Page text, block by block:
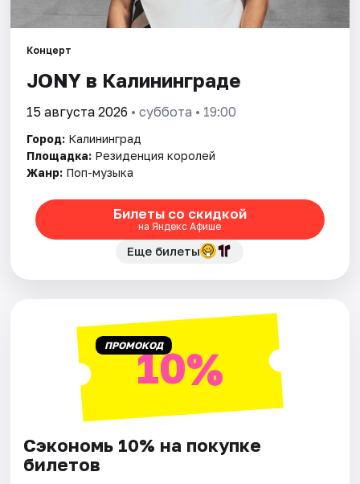
Артисты
Рейтинги
Концерт
JONY в Калининграде
15 августа 2026 • суббота • 19:00
Город: Калининград
Площадка: Резиденция королей
Жанр: Поп-музыка
Билеты со скидкой
на Яндекс Афише
Еще билеты
ПРОМОКОД10%
Сэкономь 10% на покупке
билетов